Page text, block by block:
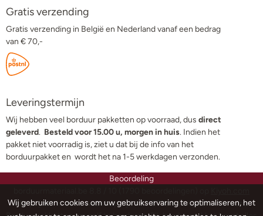
Gratis verzending
Gratis verzending in België en Nederland vanaf een bedrag
van € 70,-
Leveringstermijn
Wij hebben veel borduur pakketten op voorraad, dus direct
geleverd. Besteld voor 15.00 u, morgen in huis. Indien het
pakket niet voorradig is, ziet u dat bij de info van het
borduurpakket en wordt het na 1-5 werkdagen verzonden.
Beoordeling
Alle prijzen in deze webshop zijn incl. BTW en uitgedrukt in euro.
Wij gebruiken cookies om uw gebruikservaring te optimaliseren, het